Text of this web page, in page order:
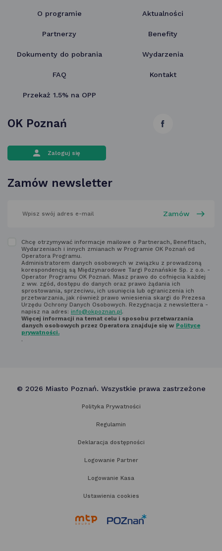
O programie Aktualności
Partnerzy Benefity
Dokumenty do pobrania Wydarzenia
FAQ Kontakt
Przekaż 1.5% na OPP
link
OK Poznań
Zaloguj się
Zamów newsletter
poniżej
Zapoznaj
z regulaminem
newsletter'a
Chcę otrzymywać informacje mailowe o Partnerach, Benefitach,
Wydarzeniach i innych zmianach w Programie OK Poznań od
Operatora Programu.
Administratorem danych osobowych w związku z prowadzoną
korespondencją są Międzynarodowe Targi Poznańskie Sp. z o.o. -
Operator Programu OK Poznań. Masz prawo do cofnięcia każdej
z ww. zgód, dostępu do danych oraz prawo żądania ich
sprostowania, sprzeciwu, ich usunięcia lub ograniczenia ich
przetwarzania, jak również prawo wniesienia skargi do Prezesa
Urzędu Ochrony Danych Osobowych. Rezygnacja z newslettera -
napisz na adres: info@okpoznan.pl.
Więcej informacji na temat celu i sposobu przetwarzania
danych osobowych przez Operatora znajduje się w Polityce
prywatności.
.
© 2026 Miasto Poznań. Wszystkie prawa zastrzeżone
Polityka Prywatności
Regulamin
Deklaracja dostępności
Logowanie Partner
Logowanie Kasa
Ustawienia cookies
link
link